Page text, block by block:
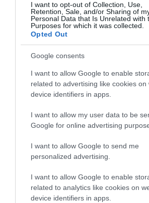
I want to opt-out of Collection, Use,
Retention, Sale, and/or Sharing of
Personal Data that Is Unrelated with
Purposes for which it was collected.
Opted Out
Google consents
I want to allow Google to enable
related to advertising like cookies on
device identifiers in apps.
I want to allow my user data to be
Google for online advertising
I want to allow Google to send me
personalized advertising.
I want to allow Google to enable
related to analytics like cookies on
device identifiers in apps.
28 CZERWCA 2023
Nowe kurtyny
rozświetlą
NATALIA
27 CZERWCA 2023
rozwiązania oświetleniowe
możliwości